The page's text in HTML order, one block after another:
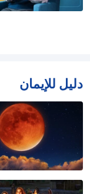
دليل للإيمان